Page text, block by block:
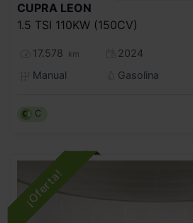
CUPRA LEON
1.5 TSI 110KW (150CV)
17.578 km
2024
Manual
Gasolina
C